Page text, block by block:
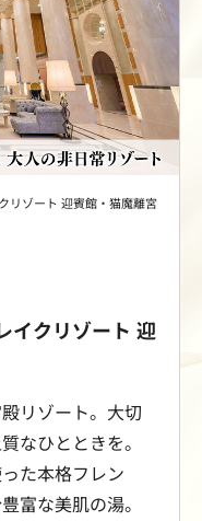
リゾート 迎賓館・猫魔離宮
イクリゾート 迎
リゾート。大切
なひとときを。
た本格フレン
富な美肌の湯。